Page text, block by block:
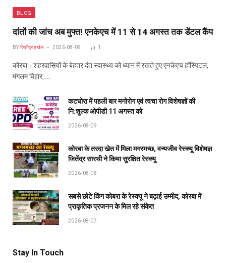
BLOG
दांतों की जांच अब मुफ्त! एनकेएच में 11 से 14 अगस्त तक डेंटल कैंप
BY जितेंद्र हथेल 2026-08-09 1
कोरबा। शहरवासियों के बेहतर दंत स्वास्थ्य को ध्यान में रखते हुए एनकेएच हॉस्पिटल,
मंगलम विहार,…
कटघोरा में पहली बार मनोरोग एवं त्वचा रोग विशेषज्ञों की
नि:शुल्क ओपीडी 11 अगस्त को
2026-08-09
कोरबा के तरदा खेत में मिला मगरमच्छ, वन्यजीव रेस्क्यू विशेषज्ञ
जितेंद्र सारथी ने किया सुरक्षित रेस्क्यू
2026-08-08
सबसे छोटे किंग कोबरा के रेस्क्यू ने बढ़ाई उम्मीद, कोरबा में
प्राकृतिक प्रजनन के मिल रहे संकेत
2026-08-07
Stay In Touch